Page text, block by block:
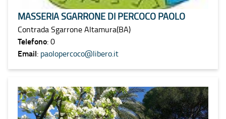
MASSERIA SGARRONE DI PERCOCO PAOLO
Contrada Sgarrone Altamura(BA)
Telefono: 0
Email: paolopercoco@libero.it